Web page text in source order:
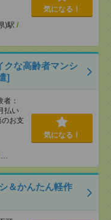
)駅 /
気になる！
クな高齢者マンシ
]
：
払い
お支
…
気になる！
＆かんたん軽作